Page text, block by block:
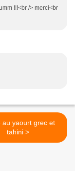
!!!<br /> merci<br
au yaourt grec et
tahini >